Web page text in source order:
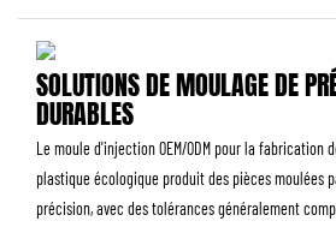
SOLUTIONS DE MOULAGE DE
DURABLES
Le moule d'injection OEM/ODM pour la fabrication
plastique écologique produit des pièces moulées
précision, avec des tolérances généralement